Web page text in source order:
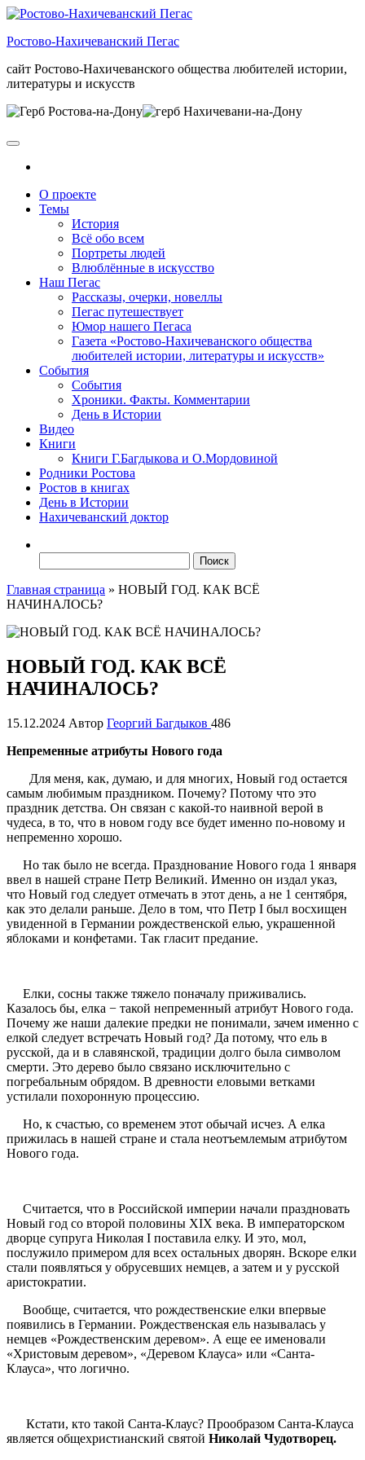
Skip
the
Ростово-Нахичеванский Пегас
сайт Ростово-Нахичеванского общества любителей истории,
литературы и искусств
О проекте
Темы
История
Всё обо всем
Портреты людей
Влюблённые в искусство
Наш Пегас
Рассказы, очерки, новеллы
Пегас путешествует
Юмор нашего Пегаса
Газета «Ростово-Нахичеванского общества
любителей истории, литературы и искусств»
События
События
Хроники. Факты. Комментарии
День в Истории
Видео
Книги
Книги Г.Багдыкова и О.Мордовиной
Родники Ростова
Ростов в книгах
День в Истории
Нахичеванский доктор
Главная страница » НОВЫЙ ГОД. КАК ВСЁ
НАЧИНАЛОСЬ?
НОВЫЙ ГОД. КАК ВСЁ
НАЧИНАЛОСЬ?
15.12.2024 Автор Георгий Багдыков 486
Непременные атрибуты Нового года
Для меня, как, думаю, и для многих, Новый год остается
самым любимым праздником. Почему? Потому что это
праздник детства. Он связан с какой-то наивной верой в
чудеса, в то, что в новом году все будет именно по-новому и
непременно хорошо.
Но так было не всегда. Празднование Нового года 1 января
ввел в нашей стране Петр Великий. Именно он издал указ,
что Новый год следует отмечать в этот день, а не 1 сентября,
как это делали раньше. Дело в том, что Петр I был восхищен
увиденной в Германии рождественской елью, украшенной
яблоками и конфетами. Так гласит предание.
Елки, сосны также тяжело поначалу приживались.
Казалось бы, елка − такой непременный атрибут Нового года.
Почему же наши далекие предки не понимали, зачем именно с
елкой следует встречать Новый год? Да потому, что ель в
русской, да и в славянской, традиции долго была символом
смерти. Это дерево было связано исключительно с
погребальным обрядом. В древности еловыми ветками
устилали похоронную процессию.
Но, к счастью, со временем этот обычай исчез. А елка
прижилась в нашей стране и стала неотъемлемым атрибутом
Нового года.
Считается, что в Российской империи начали праздновать
Новый год со второй половины ХIХ века. В императорском
дворце супруга Николая I поставила елку. И это, мол,
послужило примером для всех остальных дворян. Вскоре елки
стали появляться у обрусевших немцев, а затем и у русской
аристократии.
Вообще, считается, что рождественские елки впервые
появились в Германии. Рождественская ель называлась у
немцев «Рождественским деревом». А еще ее именовали
«Христовым деревом», «Деревом Клауса» или «Санта-
Клауса», что логично.
Кстати, кто такой Санта-Клаус? Прообразом Санта-Клауса
является общехристианский святой Николай Чудотворец.